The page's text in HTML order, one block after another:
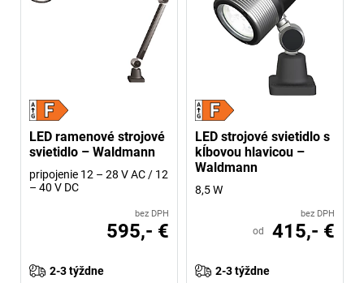
LED ramenové strojové
svietidlo – Waldmann
pripojenie 12 – 28 V AC / 12
– 40 V DC
bez DPH
595,- €
2-3 týždne
LED strojové svietidlo s
kĺbovou hlavicou –
Waldmann
8,5 W
bez DPH
od 415,- €
2-3 týždne